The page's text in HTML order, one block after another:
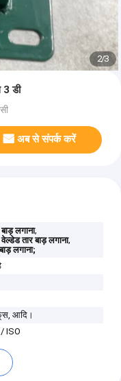
2/3
3 डी
अब से संपर्क करें
लगाना,
तार बाड़ लगाना,
लगाना;
आदि।
ISO